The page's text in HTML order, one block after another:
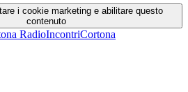
i cookie marketing e abilitare questo
contenuto
RadioIncontriCortona